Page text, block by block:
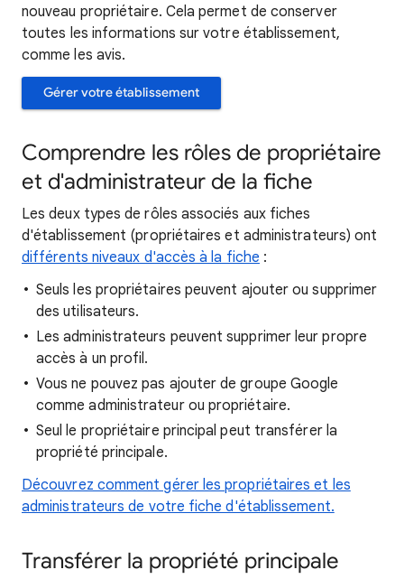
nouveau propriétaire. Cela permet de conserver
toutes les informations sur votre établissement,
comme les avis.
Gérer votre établissement
Comprendre les rôles de propriétaire
et d'administrateur de la fiche
Les deux types de rôles associés aux fiches
d'établissement (propriétaires et administrateurs) ont
différents niveaux d'accès à la fiche :
Seuls les propriétaires peuvent ajouter ou supprimer
des utilisateurs.
Les administrateurs peuvent supprimer leur propre
accès à un profil.
Vous ne pouvez pas ajouter de groupe Google
comme administrateur ou propriétaire.
Seul le propriétaire principal peut transférer la
propriété principale.
Découvrez comment gérer les propriétaires et les
administrateurs de votre fiche d'établissement.
Transférer la propriété principale